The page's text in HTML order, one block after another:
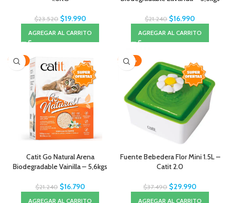
$23.520 $19.990
AGREGAR AL CARRITO
$21.240 $16.990
AGREGAR AL CARRITO
-21%
Catit Go Natural Arena
Biodegradable Vainilla – 5,6kgs
$21.240 $16.790
AGREGAR AL CARRITO
-20%
Fuente Bebedera Flor Mini 1.5L –
Catit 2.0
$37.490 $29.990
AGREGAR AL CARRITO